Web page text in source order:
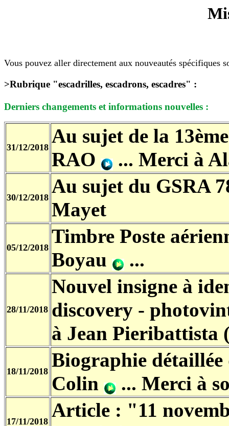
Vous pouvez aller directement aux nouveautés spécifiques
>Rubrique "escadrilles, escadrons, escadres" :
Derniers changements et informations nouvelles :
31/12/2018 Au sujet de la
RAO
... Merci à
30/12/2018 Au sujet du GSRA
Mayet
05/12/2018 Timbre Poste
Boyau
...
28/11/2018
Nouvel insigne à
discovery -
à Jean Pieribattista
18/11/2018 Biographie
Colin
... Merci à
17/11/2018 Article : "11